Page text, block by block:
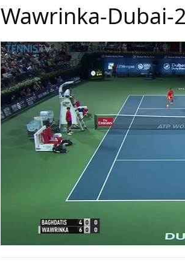
Wawrinka-Dubai-